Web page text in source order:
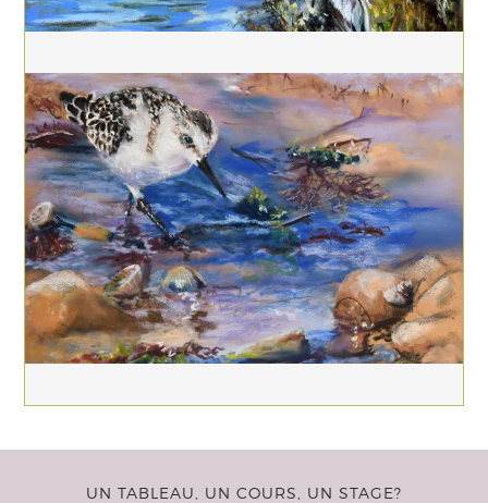
UN TABLEAU, UN COURS, UN STAGE?